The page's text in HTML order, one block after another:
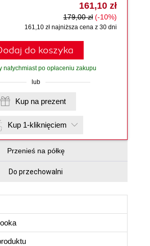
161,10 zł
179,00 zł (-10%)
161,10 zł najniższa cena z 30 dni
do koszyka
natychmiast po opłaceniu zakupu
lub
Kup na prezent
Kup 1-kliknięciem
Przenieś na półkę
Do przechowalni